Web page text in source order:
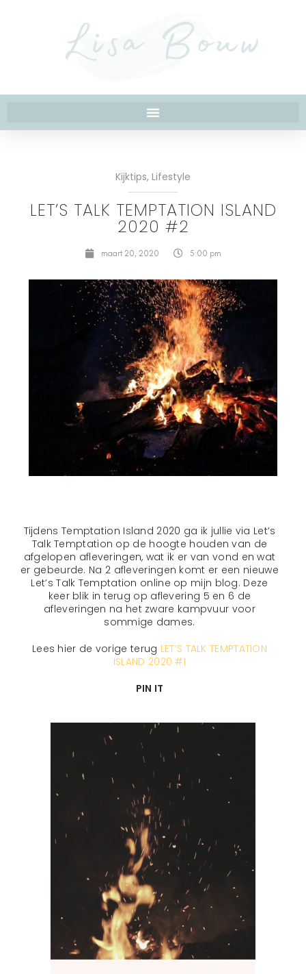
Kijktips, Lifestyle
LET’S TALK TEMPTATION ISLAND
2020 #2
maart 20, 2020 5:00 pm
Tijdens Temptation Island 2020 ga ik jullie via Let’s
Talk Temptation op de hoogte houden van de
afgelopen afleveringen, wat ik er van vond en wat
er gebeurde. Na 2 afleveringen komt er een nieuwe
Let’s Talk Temptation online op mijn blog. Deze
keer blik in terug op aflevering 5 en 6 de
afleveringen na het zware kampvuur voor
sommige dames.
Lees hier de vorige terug LET’S TALK TEMPTATION
ISLAND 2020 #1
PIN IT